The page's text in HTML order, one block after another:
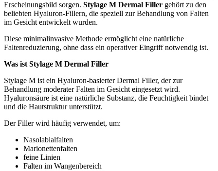
Erscheinungsbild sorgen. Stylage M Dermal Filler gehört zu den
beliebten Hyaluron-Fillern, die speziell zur Behandlung von Falten
im Gesicht entwickelt wurden.
Diese minimalinvasive Methode ermöglicht eine natürliche
Faltenreduzierung, ohne dass ein operativer Eingriff notwendig ist.
Was ist Stylage M Dermal Filler
Stylage M ist ein Hyaluron-basierter Dermal Filler, der zur
Behandlung moderater Falten im Gesicht eingesetzt wird.
Hyaluronsäure ist eine natürliche Substanz, die Feuchtigkeit bindet
und die Hautstruktur unterstützt.
Der Filler wird häufig verwendet, um:
Nasolabialfalten
Marionettenfalten
feine Linien
Falten im Wangenbereich